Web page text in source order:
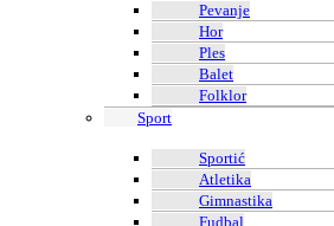
Pevanje
Hor
Ples
Balet
Folklor
Sport
Sportić
Atletika
Gimnastika
Fudbal